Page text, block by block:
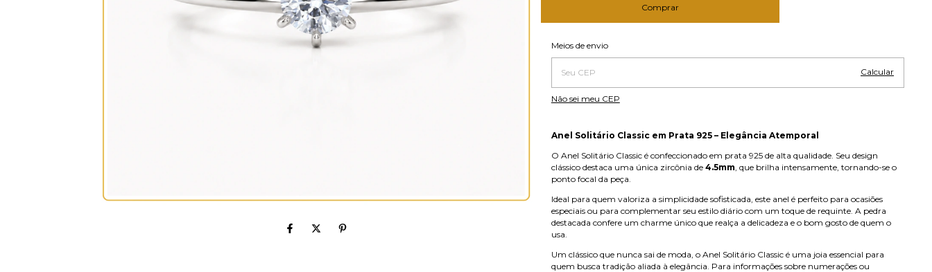
Entregas para o CEP:
Meios de envio
Calcular
Não sei meu CEP
Anel Solitário Classic em Prata 925 – Elegância Atemporal
O Anel Solitário Classic é confeccionado em prata 925 de alta qualidade. Seu design
clássico destaca uma única zircônia de 4.5mm, que brilha intensamente, tornando-se o
ponto focal da peça.
Ideal para quem valoriza a simplicidade sofisticada, este anel é perfeito para ocasiões
especiais ou para complementar seu estilo diário com um toque de requinte. A pedra
destacada confere um charme único que realça a delicadeza e o bom gosto de quem o
usa.
Um clássico que nunca sai de moda, o Anel Solitário Classic é uma joia essencial para
quem busca tradição aliada à elegância. Para informações sobre numerações ou